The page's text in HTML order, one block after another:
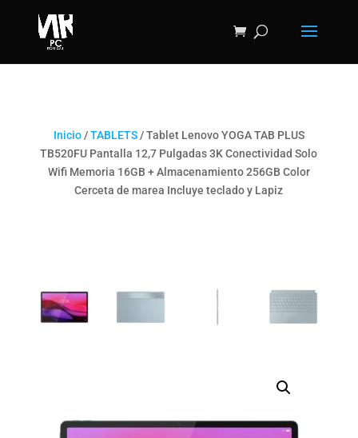
Inicio/TABLETS/ Tablet Lenovo YOGA TAB PLUS
TB520FU Pantalla 12,7 Pulgadas 3K Conectividad Solo
Wifi Memoria 16GB + Almacenamiento 256GB Color
Cerceta de marea Incluye teclado y Lapiz